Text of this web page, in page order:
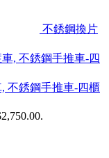
不銹鋼換片
不銹鋼手推車-四櫃